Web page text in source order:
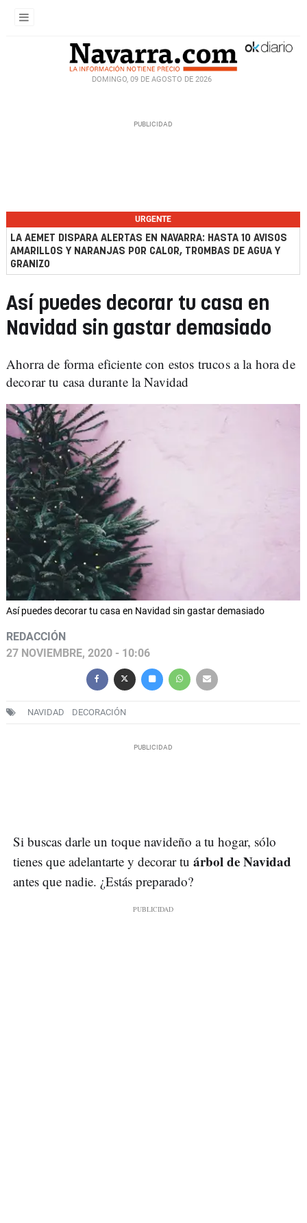
DOMINGO, 09 DE AGOSTO DE 2026
URGENTE
LA AEMET DISPARA ALERTAS EN NAVARRA: HASTA 10 AVISOS
AMARILLOS Y NARANJAS POR CALOR, TROMBAS DE AGUA Y
GRANIZO
Así puedes decorar tu casa en
Navidad sin gastar demasiado
Ahorra de forma eficiente con estos trucos a la hora de
decorar tu casa durante la Navidad
Así puedes decorar tu casa en Navidad sin gastar demasiado
REDACCIÓN
27 NOVIEMBRE, 2020 - 10:06
NAVIDAD DECORACIÓN
Si buscas darle un toque navideño a tu hogar, sólo
tienes que adelantarte y decorar tu árbol de Navidad
antes que nadie. ¿Estás preparado?